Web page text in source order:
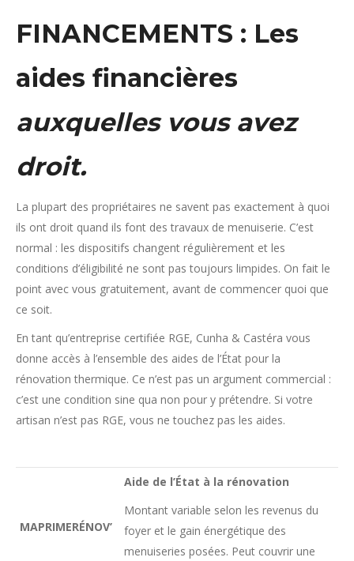
FINANCEMENTS : Les
aides financières
auxquelles vous avez
droit.
La plupart des propriétaires ne savent pas exactement à quoi
ils ont droit quand ils font des travaux de menuiserie. C’est
normal : les dispositifs changent régulièrement et les
conditions d’éligibilité ne sont pas toujours limpides. On fait le
point avec vous gratuitement, avant de commencer quoi que
ce soit.
En tant qu’entreprise certifiée RGE, Cunha & Castéra vous
donne accès à l’ensemble des aides de l’État pour la
rénovation thermique. Ce n’est pas un argument commercial :
c’est une condition sine qua non pour y prétendre. Si votre
artisan n’est pas RGE, vous ne touchez pas les aides.
MAPRIMERÉNOV’
Aide de l’État à la rénovation
Montant variable selon les revenus du
foyer et le gain énergétique des
menuiseries posées. Peut couvrir une